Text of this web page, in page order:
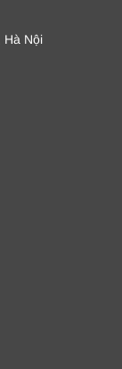
Hà Nội